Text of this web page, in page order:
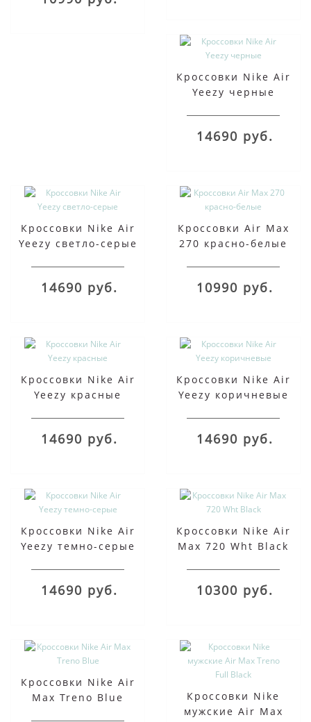
Кроссовки Nike Air
Yeezy черные
14690 руб.
Кроссовки Nike Air
Yeezy светло-серые
14690 руб.
Кроссовки Air Max
270 красно-белые
10990 руб.
Кроссовки Nike Air
Yeezy красные
14690 руб.
Кроссовки Nike Air
Yeezy коричневые
14690 руб.
Кроссовки Nike Air
Yeezy темно-серые
14690 руб.
Кроссовки Nike Air
Max 720 Wht Black
10300 руб.
Кроссовки Nike Air
Max Treno Blue
Кроссовки Nike
мужские Air Max